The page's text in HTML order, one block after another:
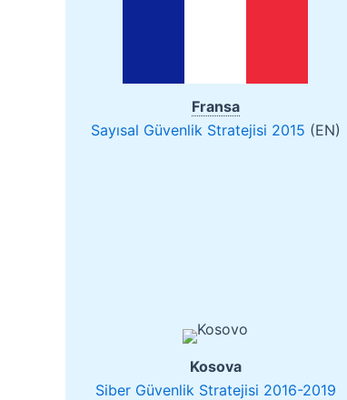
Fransa
Sayısal Güvenlik Stratejisi 2015 (EN)
Kosova
Siber Güvenlik Stratejisi 2016-2019